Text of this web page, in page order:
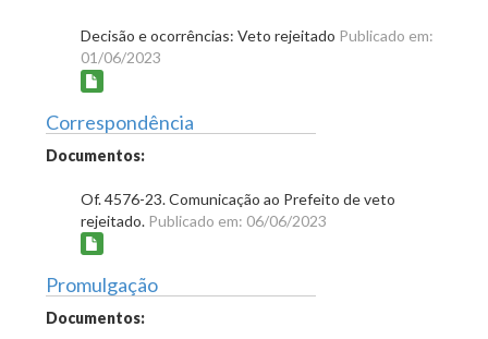
Decisão e ocorrências: Veto rejeitado Publicado em:
01/06/2023
Correspondência
Documentos:
Of. 4576-23. Comunicação ao Prefeito de veto
rejeitado. Publicado em: 06/06/2023
Promulgação
Documentos: